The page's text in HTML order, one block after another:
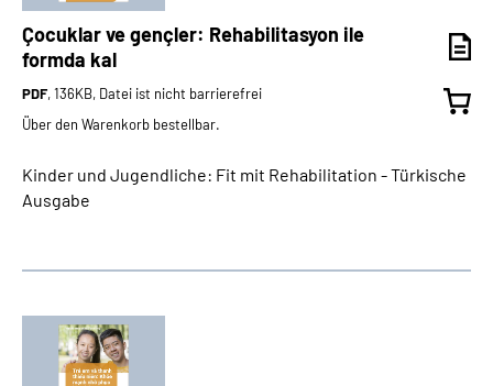
Çocuklar ve gençler: Rehabilitasyon ile
formda kal
PDF, 136KB, Datei ist nicht barrierefrei
Über den Warenkorb bestellbar.
Kinder und Jugendliche: Fit mit Rehabilitation - Türkische
Ausgabe